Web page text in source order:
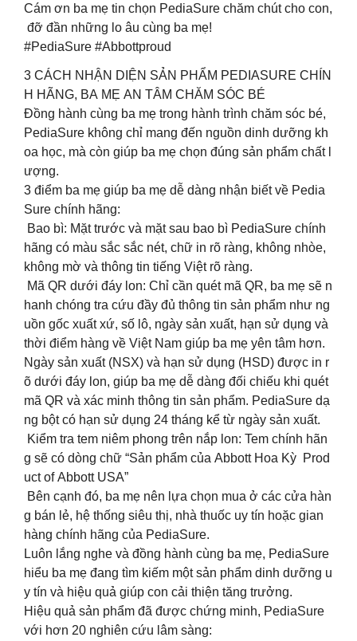
Cám ơn ba mẹ tin chọn PediaSure chăm chút cho con,
đỡ đần những lo âu cùng ba mẹ!​
#PediaSure #Abbottproud​
3 CÁCH NHẬN DIỆN SẢN PHẨM PEDIASURE CHÍN
H HÃNG, BA MẸ AN TÂM CHĂM SÓC BÉ​
Đồng hành cùng ba mẹ trong hành trình chăm sóc bé,
PediaSure không chỉ mang đến nguồn dinh dưỡng kh
oa học, mà còn giúp ba mẹ chọn đúng sản phẩm chất l
ượng.​
3 điểm ba mẹ giúp ba mẹ dễ dàng nhận biết về Pedia
Sure chính hãng:​
Bao bì: Mặt trước và mặt sau bao bì PediaSure chính
hãng có màu sắc sắc nét, chữ in rõ ràng, không nhòe,
không mờ và thông tin tiếng Việt rõ ràng.​
Mã QR dưới đáy lon: Chỉ cần quét mã QR, ba mẹ sẽ n
hanh chóng tra cứu đầy đủ thông tin sản phẩm như ng
uồn gốc xuất xứ, số lô, ngày sản xuất, hạn sử dụng và
thời điểm hàng về Việt Nam giúp ba mẹ yên tâm hơn.
Ngày sản xuất (NSX) và hạn sử dụng (HSD) được in r
õ dưới đáy lon, giúp ba mẹ dễ dàng đối chiếu khi quét
mã QR và xác minh thông tin sản phẩm. PediaSure dạ
ng bột có hạn sử dụng 24 tháng kể từ ngày sản xuất.​
Kiểm tra tem niêm phong trên nắp lon: Tem chính hãn
g sẽ có dòng chữ “Sản phẩm của Abbott Hoa Kỳ Prod
uct of Abbott USA”​
Bên cạnh đó, ba mẹ nên lựa chọn mua ở các cửa hàn
g bán lẻ, hệ thống siêu thị, nhà thuốc uy tín hoặc gian
hàng chính hãng của PediaSure.​
Luôn lắng nghe và đồng hành cùng ba mẹ, PediaSure
hiểu ba mẹ đang tìm kiếm một sản phẩm dinh dưỡng u
y tín và hiệu quả giúp con cải thiện tăng trưởng.​
Hiệu quả sản phẩm đã được chứng minh, PediaSure
với hơn 20 nghiên cứu lâm sàng: ​